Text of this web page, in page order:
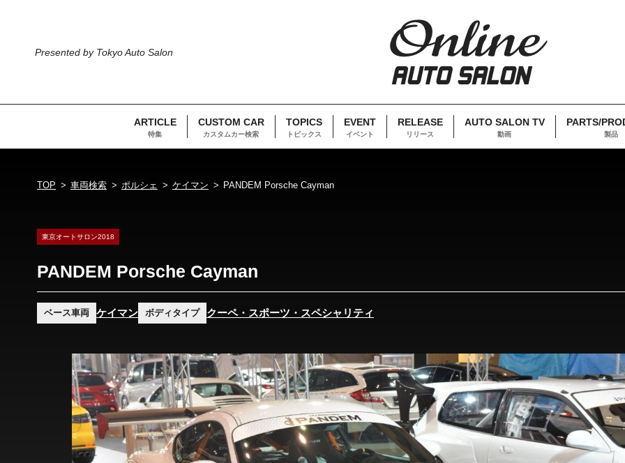
Presented by Tokyo Auto Salon
ARTICLE
特集
CUSTOM CAR
カスタムカー検索
TOPICS
トピックス
EVENT
イベント
RELEASE
リリース
AUTO SALON TV
動画
PARTS/
製品
TOP 車両検索 ポルシェ ケイマン PANDEM Porsche Cayman
東京オートサロン2018
PANDEM Porsche Cayman
ベース車両 ケイマン ボディタイプ クーペ・スポーツ・スペシャリティ